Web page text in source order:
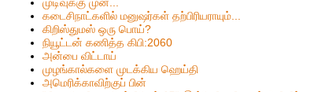
கடைசிநாட்களில் மனுஷர்கள் தற்பிரியராயும்...
கிறிஸ்தும‌ஸ் ஒரு பொய்?
நியூட்டன் கணித்த கிபி:2060
அன்பை விட்டாய்
முழங்கால்களை முடக்கிய ஹெய்தி
அமெரிக்காவிற்குப் பின்